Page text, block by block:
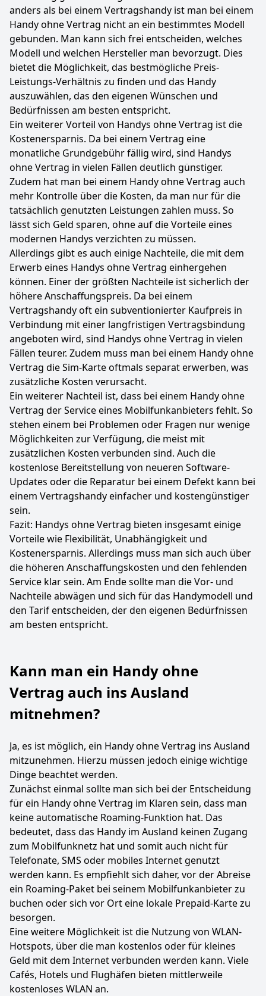
anders als bei einem Vertragshandy ist man bei einem
Handy ohne Vertrag nicht an ein bestimmtes Modell
gebunden. Man kann sich frei entscheiden, welches
Modell und welchen Hersteller man bevorzugt. Dies
bietet die Möglichkeit, das bestmögliche Preis-
Leistungs-Verhältnis zu finden und das Handy
auszuwählen, das den eigenen Wünschen und
Bedürfnissen am besten entspricht.
Ein weiterer Vorteil von Handys ohne Vertrag ist die
Kostenersparnis. Da bei einem Vertrag eine
monatliche Grundgebühr fällig wird, sind Handys
ohne Vertrag in vielen Fällen deutlich günstiger.
Zudem hat man bei einem Handy ohne Vertrag auch
mehr Kontrolle über die Kosten, da man nur für die
tatsächlich genutzten Leistungen zahlen muss. So
lässt sich Geld sparen, ohne auf die Vorteile eines
modernen Handys verzichten zu müssen.
Allerdings gibt es auch einige Nachteile, die mit dem
Erwerb eines Handys ohne Vertrag einhergehen
können. Einer der größten Nachteile ist sicherlich der
höhere Anschaffungspreis. Da bei einem
Vertragshandy oft ein subventionierter Kaufpreis in
Verbindung mit einer langfristigen Vertragsbindung
angeboten wird, sind Handys ohne Vertrag in vielen
Fällen teurer. Zudem muss man bei einem Handy ohne
Vertrag die Sim-Karte oftmals separat erwerben, was
zusätzliche Kosten verursacht.
Ein weiterer Nachteil ist, dass bei einem Handy ohne
Vertrag der Service eines Mobilfunkanbieters fehlt. So
stehen einem bei Problemen oder Fragen nur wenige
Möglichkeiten zur Verfügung, die meist mit
zusätzlichen Kosten verbunden sind. Auch die
kostenlose Bereitstellung von neueren Software-
Updates oder die Reparatur bei einem Defekt kann bei
einem Vertragshandy einfacher und kostengünstiger
sein.
Fazit: Handys ohne Vertrag bieten insgesamt einige
Vorteile wie Flexibilität, Unabhängigkeit und
Kostenersparnis. Allerdings muss man sich auch über
die höheren Anschaffungskosten und den fehlenden
Service klar sein. Am Ende sollte man die Vor- und
Nachteile abwägen und sich für das Handymodell und
den Tarif entscheiden, der den eigenen Bedürfnissen
am besten entspricht.
Kann man ein Handy ohne
Vertrag auch ins Ausland
mitnehmen?
Ja, es ist möglich, ein Handy ohne Vertrag ins Ausland
mitzunehmen. Hierzu müssen jedoch einige wichtige
Dinge beachtet werden.
Zunächst einmal sollte man sich bei der Entscheidung
für ein Handy ohne Vertrag im Klaren sein, dass man
keine automatische Roaming-Funktion hat. Das
bedeutet, dass das Handy im Ausland keinen Zugang
zum Mobilfunknetz hat und somit auch nicht für
Telefonate, SMS oder mobiles Internet genutzt
werden kann. Es empfiehlt sich daher, vor der Abreise
ein Roaming-Paket bei seinem Mobilfunkanbieter zu
buchen oder sich vor Ort eine lokale Prepaid-Karte zu
besorgen.
Eine weitere Möglichkeit ist die Nutzung von WLAN-
Hotspots, über die man kostenlos oder für kleines
Geld mit dem Internet verbunden werden kann. Viele
Cafés, Hotels und Flughäfen bieten mittlerweile
kostenloses WLAN an.